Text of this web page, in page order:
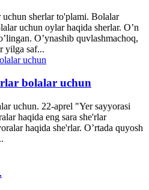
sherlar to'plami. Bolalar
uchun oylar haqida sherlar. O’n
O’ynashib quvlashmachoq,
yilga saf...
bolalar uchun
uchun. 22-aprel "Yer sayyorasi
haqida eng sara she'rlar
haqida she'rlar. O’rtada quyosh